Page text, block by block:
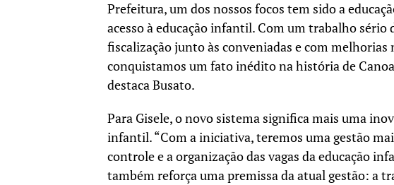
Prefeitura, um dos nossos focos tem sido a
acesso à educação infantil. Com um trabalho sério
fiscalização junto às conveniadas e com melhorias
conquistamos um fato inédito na história de
destaca Busato.
Para Gisele, o novo sistema significa mais uma
infantil. “Com a iniciativa, teremos uma gestão
controle e a organização das vagas da educação
também reforça uma premissa da atual gestão: a